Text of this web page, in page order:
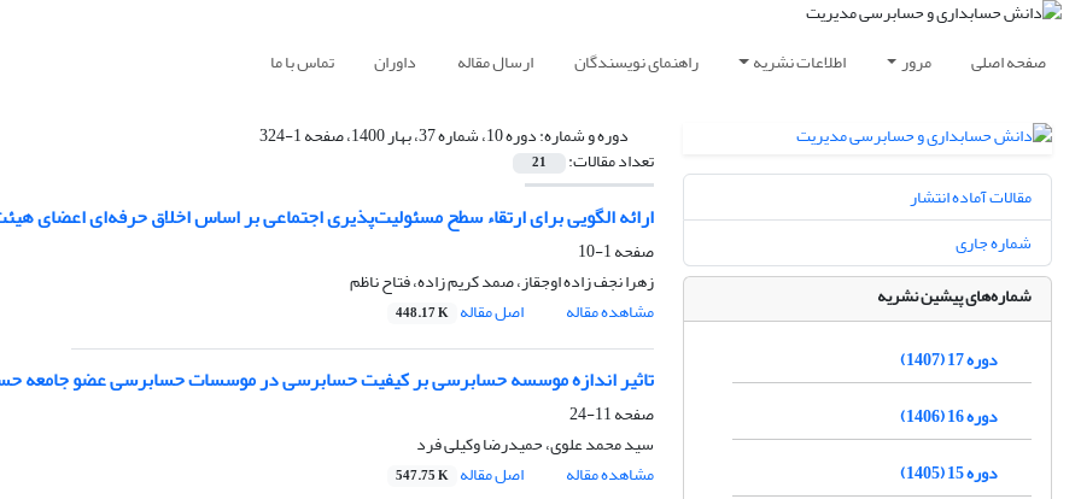
صفحه اصلی مرور اطلاعات نشریه راهنمای نویسندگان ارسال مقاله داوران تماس با ما
دوره و شماره:دوره 10، شماره 37، بهار 1400، صفحه 1-324
تعداد مقالات: 21
ارائه الگویی برای ارتقاء سطح مسئولیت‌پذیری اجتماعی بر اساس اخلاق حرفه‌ای اعضای
صفحه1-10
زهرا نجف زاده اوجقاز، صمد کریم زاده، فتاح ناظم
مشاهده مقاله
اصل مقاله 448.17 K
تاثیر اندازه موسسه حسابرسی بر کیفیت حسابرسی در موسسات حسابرسی عضو جامعه
صفحه11-24
سید محمد علوی، حمیدرضا وکیلی فرد
مشاهده مقاله
اصل مقاله 547.75 K
مقالات آماده انتشار
شماره جاری
شماره‌های پیشین نشریه
دوره 17 (1407)
دوره 16 (1406)
دوره 15 (1405)